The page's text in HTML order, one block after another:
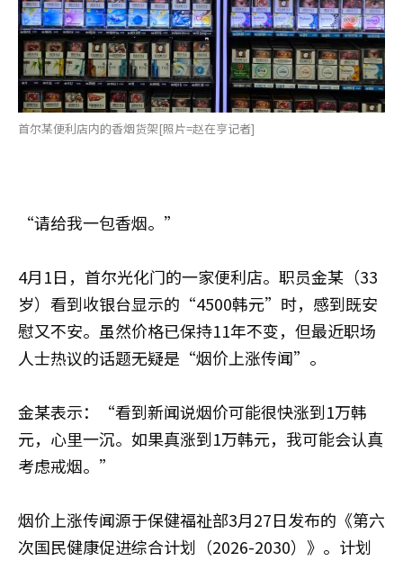
首尔某便利店内的香烟货架[照片=赵在亨记者]
“请给我一包香烟。”
4月1日，首尔光化门的一家便利店。职员金某（33
岁）看到收银台显示的“4500韩元”时，感到既安
慰又不安。虽然价格已保持11年不变，但最近职场
人士热议的话题无疑是“烟价上涨传闻”。
金某表示：“看到新闻说烟价可能很快涨到1万韩
元，心里一沉。如果真涨到1万韩元，我可能会认真
考虑戒烟。”
烟价上涨传闻源于保健福祉部3月27日发布的《第六
次国民健康促进综合计划（2026-2030）》。计划